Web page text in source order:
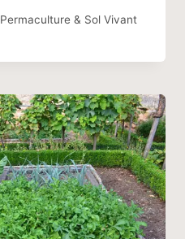
Permaculture & Sol Vivant